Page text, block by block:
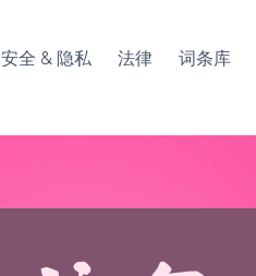
安全 & 隐私 法律 词条库